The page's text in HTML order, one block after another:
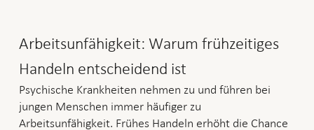
Arbeitsunfähigkeit: Warum frühzeitiges
Handeln entscheidend ist
Psychische Krankheiten nehmen zu und führen bei
jungen Menschen immer häufiger zu
Arbeitsunfähigkeit. Frühes Handeln erhöht die Chance